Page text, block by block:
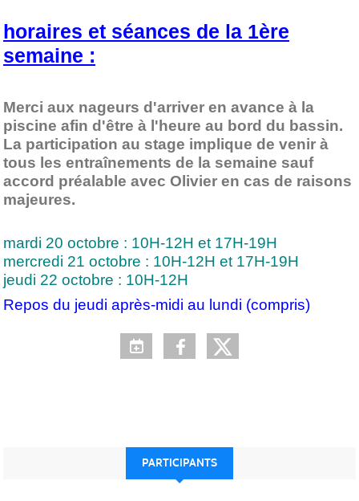
horaires et séances de la 1ère
semaine :
Merci aux nageurs d'arriver en avance à la
piscine afin d'être à l'heure au bord du bassin.
La participation au stage implique de venir à
tous les entraînements de la semaine sauf
accord préalable avec Olivier en cas de raisons
majeures.
mardi 20 octobre : 10H-12H et 17H-19H
mercredi 21 octobre : 10H-12H et 17H-19H
jeudi 22 octobre : 10H-12H
Repos du jeudi après-midi au lundi (compris)
PARTICIPANTS